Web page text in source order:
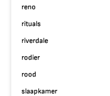
reno
rituals
riverdale
rodier
rood
slaapkamer